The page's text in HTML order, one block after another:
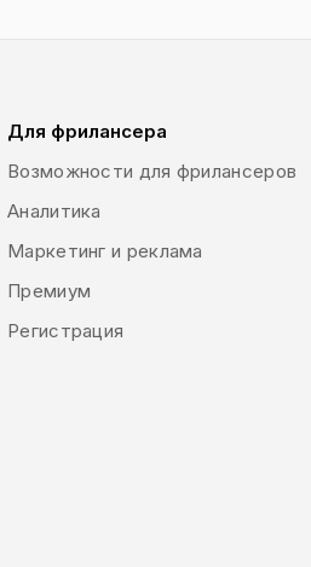
Для фрилансера
Возможности для фрилансеров
Аналитика
Маркетинг и реклама
Премиум
Регистрация